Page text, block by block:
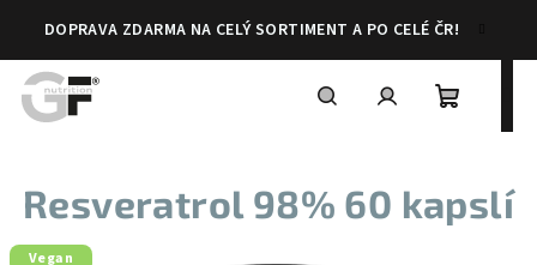
obsah
DOPRAVA ZDARMA NA CELÝ SORTIMENT A PO CELÉ ČR!
Nákupní
košík
Resveratrol 98% 60 kapslí
Vegan